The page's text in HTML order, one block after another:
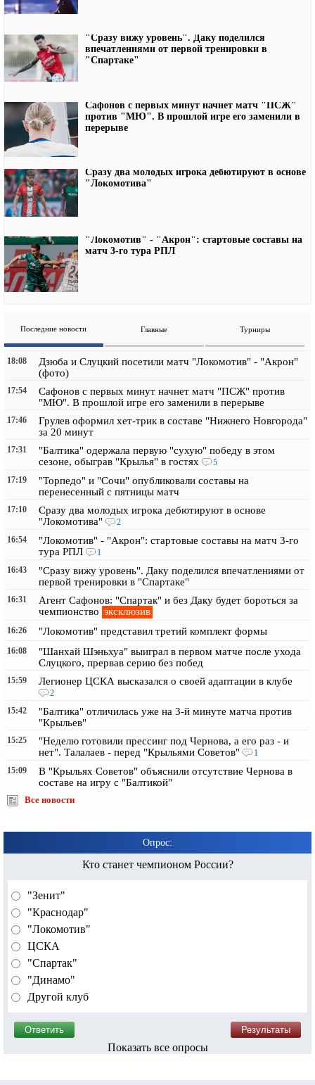
"Сразу вижу уровень". Даку поделился
впечатлениями от первой тренировки в
"Спартаке"
Сафонов с первых минут начнет матч "ПСЖ"
против "МЮ". В прошлой игре его заменили в
перерыве
Сразу два молодых игрока дебютируют в основе
"Локомотива"
"Локомотив" - "Акрон": стартовые составы на
матч 3-го тура РПЛ
Последние новости Главные Турниры
18:08
Дзюба и Слуцкий посетили матч "Локомотив" - "Акрон"
(фото)
17:54
Сафонов с первых минут начнет матч "ПСЖ" против
"МЮ". В прошлой игре его заменили в перерыве
17:46
Грулев оформил хет-трик в составе "Нижнего Новгорода"
за 20 минут
17:31
"Балтика" одержала первую "сухую" победу в этом
сезоне, обыграв "Крылья" в гостях
5
17:19
"Торпедо" и "Сочи" опубликовали составы на
перенесенный с пятницы матч
17:10
Сразу два молодых игрока дебютируют в основе
"Локомотива"
2
16:54
"Локомотив" - "Акрон": стартовые составы на матч 3-го
тура РПЛ
1
16:43
"Сразу вижу уровень". Даку поделился впечатлениями от
первой тренировки в "Спартаке"
16:31
Агент Сафонов: "Спартак" и без Даку будет бороться за
чемпионство эксклюзив
16:26 "Локомотив" представил третий комплект формы
16:08
"Шанхай Шэньхуа" выиграл в первом матче после ухода
Слуцкого, прервав серию без побед
15:59 Легионер ЦСКА высказался о своей адаптации в клубе
2
15:42
"Балтика" отличилась уже на 3-й минуте матча против
"Крыльев"
15:25
"Неделю готовили прессинг под Чернова, а его раз - и
нет". Талалаев - перед "Крыльями Советов"
1
15:09
В "Крыльях Советов" объяснили отсутствие Чернова в
составе на игру с "Балтикой"
Все новости
Опрос:
Кто станет чемпионом России?
"Зенит"
"Краснодар"
"Локомотив"
ЦСКА
"Спартак"
"Динамо"
Другой клуб
Показать все опросы